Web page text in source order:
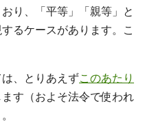
り、「平等」「親等」と
るケースがあります。こ
は、とりあえずこのあたり
す（およそ法令で使われ